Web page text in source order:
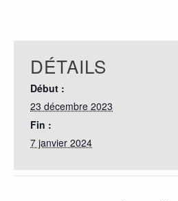
DÉTAILS
Début :
23 décembre 2023
Fin :
7 janvier 2024